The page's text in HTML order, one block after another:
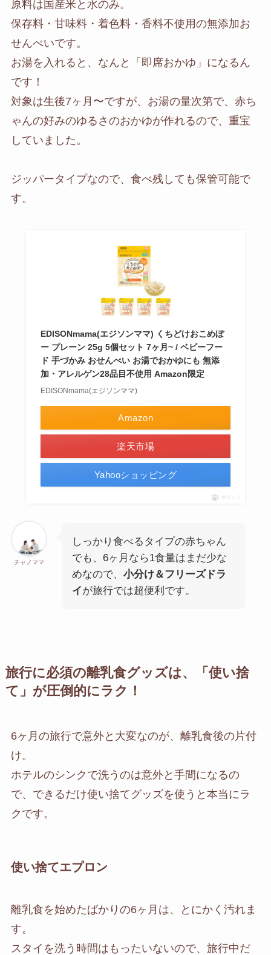
原料は国産米と水のみ。
保存料・甘味料・着色料・香料不使用の無添加お
せんべいです。
お湯を入れると、なんと「即席おかゆ」になるん
です！
対象は生後7ヶ月〜ですが、お湯の量次第で、赤ち
ゃんの好みのゆるさのおかゆが作れるので、重宝
していました。
ジッパータイプなので、食べ残しても保管可能で
す。
EDISONmama(エジソンママ) くちどけおこめぼ
ー プレーン 25g 5個セット 7ヶ月~ / ベビーフー
ド 手づかみ おせんべい お湯でおかゆにも 無添
加・アレルゲン28品目不使用 Amazon限定
EDISONmama(エジソンママ)
Amazon
楽天市場
Yahooショッピング
ポチップ
チャノママ
しっかり食べるタイプの赤ちゃん
でも、6ヶ月なら1食量はまだ少な
めなので、 小分け＆フリーズドラ
イが旅行では超便利です。
旅行に必須の離乳食グッズは、「使い捨
て」が圧倒的にラク！
6ヶ月の旅行で意外と大変なのが、離乳食後の片付
け。
ホテルのシンクで洗うのは意外と手間になるの
で、できるだけ使い捨てグッズを使うと本当にラ
クです。
使い捨てエプロン
離乳食を始めたばかりの6ヶ月は、とにかく汚れま
す。
スタイを洗う時間はもったいないので、旅行中だ